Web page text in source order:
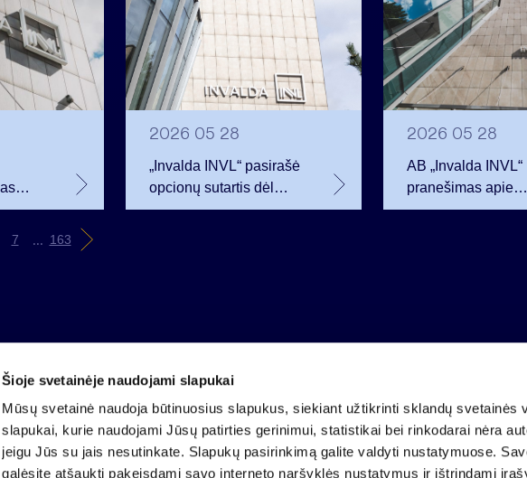
Šioje svetainėje naudojami slapukai
Mūsų svetainė naudoja būtinuosius slapukus, siekiant užtikrinti sklandų svetainės
slapukai, kurie naudojami Jūsų patirties gerinimui, statistikai bei rinkodarai nėra
jeigu Jūs su jais nesutinkate. Slapukų pasirinkimą galite valdyti nustatymuose.
galėsite atšaukti pakeisdami savo interneto naršyklės nustatymus ir ištrindami
2026 05 28
„Invalda INVL“ pasirašė
opcionų sutartis dėl
beveik 68 tūkst.
2026 05 28
AB „Invalda INVL“
pranešimas apie
vadovų sandorius
7 ... 163
PVM mokėtojo kodas LT213043414
Įregistruota VĮ Registrų centras
A.s. LT25 4010 0424 0124 2013